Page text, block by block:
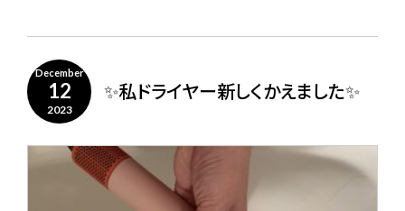
December
12
2023
✨私ドライヤー新しくかえました✨